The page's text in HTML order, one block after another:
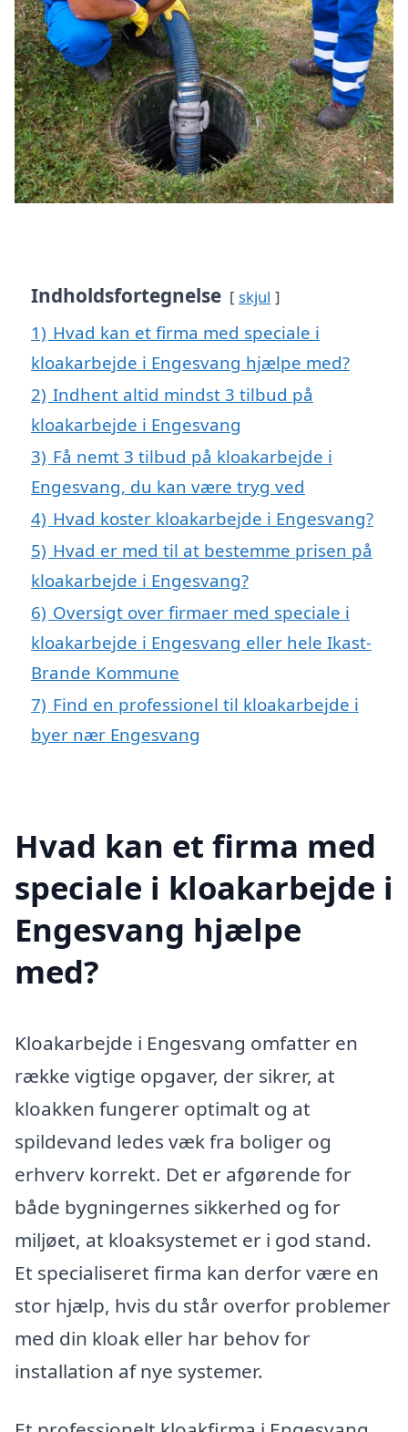
Indholdsfortegnelse skjul
1) Hvad kan et firma med speciale i
kloakarbejde i Engesvang hjælpe med?
2) Indhent altid mindst 3 tilbud på
kloakarbejde i Engesvang
3) Få nemt 3 tilbud på kloakarbejde i
Engesvang, du kan være tryg ved
4) Hvad koster kloakarbejde i Engesvang?
5) Hvad er med til at bestemme prisen på
kloakarbejde i Engesvang?
6) Oversigt over firmaer med speciale i
kloakarbejde i Engesvang eller hele Ikast-
Brande Kommune
7) Find en professionel til kloakarbejde i
byer nær Engesvang
Hvad kan et firma med
speciale i kloakarbejde i
Engesvang hjælpe
med?
Kloakarbejde i Engesvang omfatter en
række vigtige opgaver, der sikrer, at
kloakken fungerer optimalt og at
spildevand ledes væk fra boliger og
erhverv korrekt. Det er afgørende for
både bygningernes sikkerhed og for
miljøet, at kloaksystemet er i god stand.
Et specialiseret firma kan derfor være en
stor hjælp, hvis du står overfor problemer
med din kloak eller har behov for
installation af nye systemer.